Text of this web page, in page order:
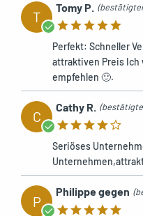
T
Tomy P.
Perfekt: Schneller
attraktiven Preis Ich
empfehlen 🙂.
C
Cathy R.
Seriöses
P
Philippe gegen